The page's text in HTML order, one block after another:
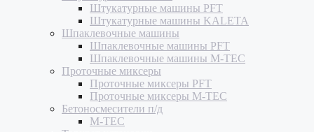
Штукатурные машины PFT
Штукатурные машины KALETA
Шпаклевочные машины
Шпаклевочные машины PFT
Шпаклевочные машины M-TEC
Проточные миксеры
Проточные миксеры PFT
Проточные миксеры M-TEC
Бетоносмесители п/д
M-TEC